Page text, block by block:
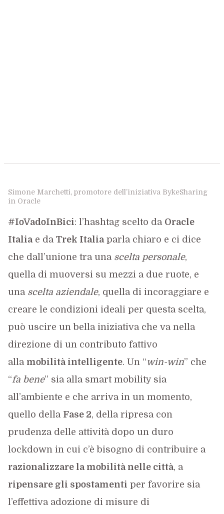
Simone Marchetti, promotore dell’iniziativa BykeSharing
in Oracle
#IoVadoInBici: l’hashtag scelto da Oracle
Italiae da Trek Italiaparla chiaro e ci dice
che dall’unione tra una scelta personale,
quella di muoversi su mezzi a due ruote, e
unascelta aziendale, quella di incoraggiare e
creare le condizioni ideali per questa scelta,
può uscire un bella iniziativa che va nella
direzione di un contributo fattivo
alla mobilità intelligente. Un “win-win” che
“fa bene” sia alla smart mobility sia
all’ambiente e che arriva in un momento,
quello della Fase 2, della ripresa con
prudenza delle attività dopo un duro
lockdown in cui c’è bisogno di contribuire a
razionalizzare la mobilità nelle città, a
ripensare gli spostamenti per favorire sia
l’effettiva adozione di misure di